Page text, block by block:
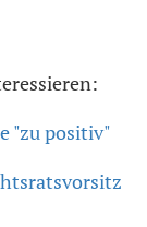
"zu positiv"